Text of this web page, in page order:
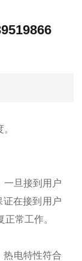
一旦接到用户
在接到用户
常工作。
热电特性符合